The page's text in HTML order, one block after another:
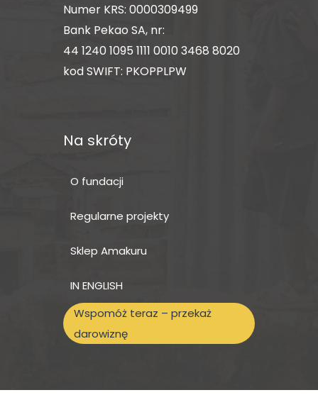
Numer KRS: 0000309499
Bank Pekao SA, nr:
44 1240 1095 1111 0010 3468 8020
kod SWIFT: PKOPPLPW
Na skróty
O fundacji
Regularne projekty
Sklep Amakuru
IN ENGLISH
Wspomóż teraz – przekaż
darowiznę